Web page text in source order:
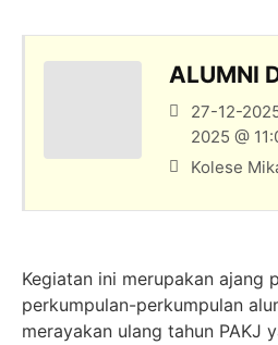
ALUMNI
27-12-
2025 @
Kolese
Kegiatan ini merupakan ajang
perkumpulan-perkumpulan
merayakan ulang tahun PAKJ